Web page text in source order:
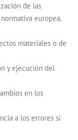
de las
europea.
materiales o de
y ejecución del
en los
a los errores si